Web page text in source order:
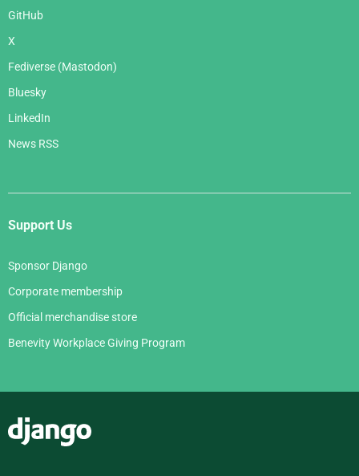
GitHub
X
Fediverse (Mastodon)
Bluesky
LinkedIn
News RSS
Support Us
Sponsor Django
Corporate membership
Official merchandise store
Benevity Workplace Giving Program